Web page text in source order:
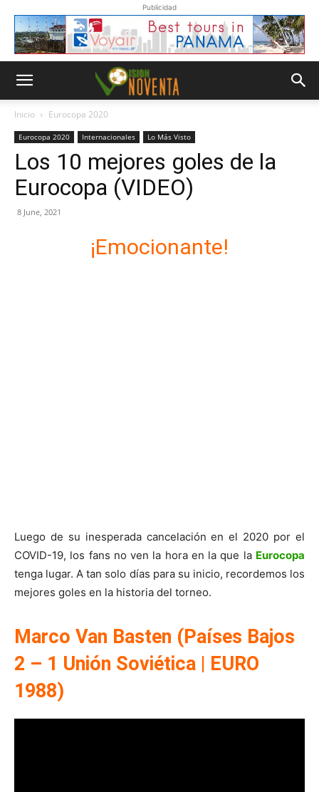
Publicidad
Inicio Eurocopa 2020
Eurocopa 2020 Internacionales Lo Más Visto
Los 10 mejores goles de la
Eurocopa (VIDEO)
8 June, 2021
¡Emocionante!
Luego de su inesperada cancelación en el 2020 por el
COVID-19, los fans no ven la hora en la que la Eurocopa
tenga lugar. A tan solo días para su inicio, recordemos los
mejores goles en la historia del torneo.
Marco Van Basten (Países Bajos
2 – 1 Unión Soviética | EURO
1988)